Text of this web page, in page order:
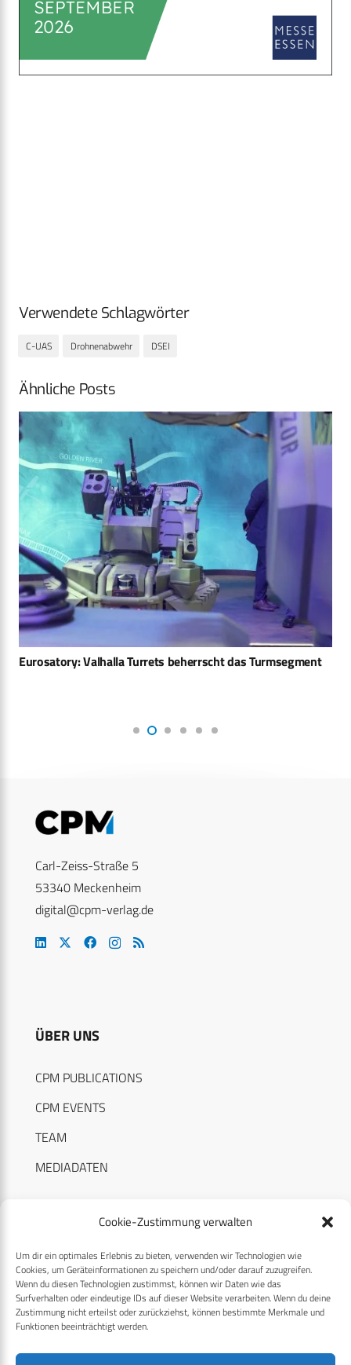
Cookie-Zustimmung verwalten
Um dir ein optimales Erlebnis zu bieten, verwenden wir Technologien wie
Cookies, um Geräteinformationen zu speichern und/oder darauf zuzugreifen.
Wenn du diesen Technologien zustimmst, können wir Daten wie das
Surfverhalten oder eindeutige IDs auf dieser Website verarbeiten. Wenn du deine
Zustimmung nicht erteilst oder zurückziehst, können bestimmte Merkmale und
Funktionen beeinträchtigt werden.
Verwendete Schlagwörter
C-UAS Drohnenabwehr DSEI
Ähnliche Posts
Eurosatory: Valhalla Turrets beherrscht das Turmsegment
Carl-Zeiss-Straße 5
53340 Meckenheim
digital@cpm-verlag.de
ÜBER UNS
CPM PUBLICATIONS
CPM EVENTS
TEAM
MEDIADATEN
RECHTLICHES
Datenschutzerklärung
Cookie-Richtlinie (EU)